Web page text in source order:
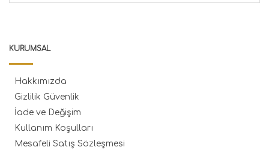
KURUMSAL
Hakkımızda
Gizlilik Güvenlik
İade ve Değişim
Kullanım Koşulları
Mesafeli Satış Sözleşmesi